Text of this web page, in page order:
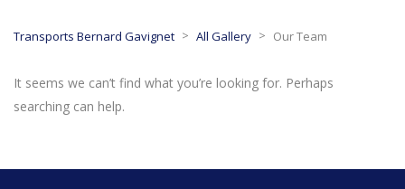
Transports Bernard Gavignet > All Gallery > Our Team
It seems we can’t find what you’re looking for. Perhaps
searching can help.